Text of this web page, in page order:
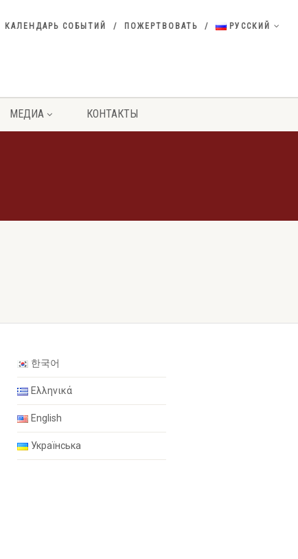
КАЛЕНДАРЬ СОБЫТИЙ ПОЖЕРТВОВАТЬ РУССКИЙ
МЕДИА КОНТАКТЫ
한국어
Ελληνικά
English
Українська